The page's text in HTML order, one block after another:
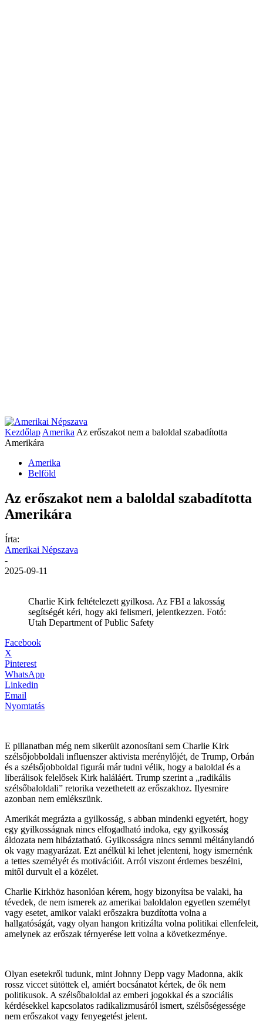
Kezdőlap Amerika Az erőszakot nem a baloldal szabadította
Amerikára
Amerika
Belföld
Az erőszakot nem a baloldal szabadította
Amerikára
Írta:
Amerikai Népszava
-
2025-09-11
Charlie Kirk feltételezett gyilkosa. Az FBI a lakosság
segítségét kéri, hogy aki felismeri, jelentkezzen. Fotó:
Utah Department of Public Safety
Facebook
X
Pinterest
WhatsApp
Linkedin
Email
Nyomtatás
E pillanatban még nem sikerült azonosítani sem Charlie Kirk
szélsőjobboldali influenszer aktivista merénylőjét, de Trump, Orbán
és a szélsőjobboldal figurái már tudni vélik, hogy a baloldal és a
liberálisok felelősek Kirk haláláért. Trump szerint a „radikális
szélsőbaloldali” retorika vezethetett az erőszakhoz. Ilyesmire
azonban nem emlékszünk.
Amerikát megrázta a gyilkosság, s abban mindenki egyetért, hogy
egy gyilkosságnak nincs elfogadható indoka, egy gyilkosság
áldozata nem hibáztatható. Gyilkosságra nincs semmi méltánylandó
ok vagy magyarázat. Ezt anélkül ki lehet jelenteni, hogy ismernénk
a tettes személyét és motivációit. Arról viszont érdemes beszélni,
mitől durvult el a közélet.
Charlie Kirkhöz hasonlóan kérem, hogy bizonyítsa be valaki, ha
tévedek, de nem ismerek az amerikai baloldalon egyetlen személyt
vagy esetet, amikor valaki erőszakra buzdította volna a
hallgatóságát, vagy olyan hangon kritizálta volna politikai ellenfeleit,
amelynek az erőszak térnyerése lett volna a következménye.
Olyan esetekről tudunk, mint Johnny Depp vagy Madonna, akik
rossz viccet sütöttek el, amiért bocsánatot kértek, de ők nem
politikusok. A szélsőbaloldal az emberi jogokkal és a szociális
kérdésekkel kapcsolatos radikalizmusáról ismert, szélsőségessége
nem erőszakot vagy fenyegetést jelent.